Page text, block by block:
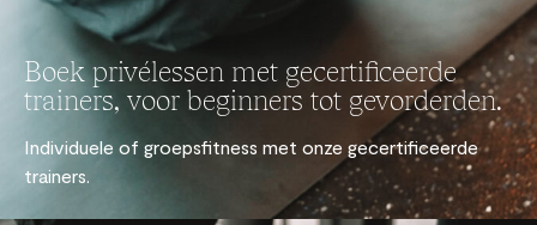
Boek privélessen met gecertificeerde
trainers, voor beginners tot gevorderden.
Individuele of groepsfitness met onze gecertificeerde
trainers.